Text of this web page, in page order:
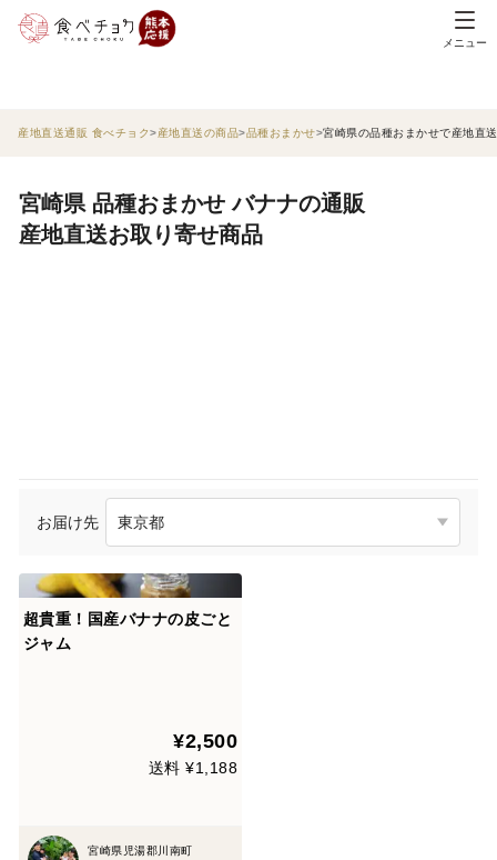
メニュー
産地直送通販 食べチョク 産地直送の商品 品種おまかせ 宮崎県の品種おまかせで産地直
宮崎県 品種おまかせ バナナの通販
産地直送お取り寄せ商品
お届け先
超貴重！国産バナナの皮ごと
ジャム
¥2,500
送料 ¥1,188
宮崎県児湯郡川南町